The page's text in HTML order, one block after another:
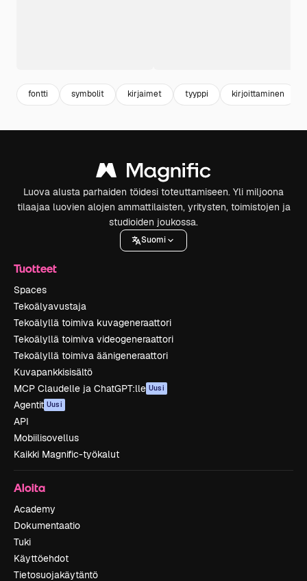
fontti symbolit kirjaimet tyyppi kirjoittaminen
Luova alusta parhaiden töidesi toteuttamiseen. Yli miljoona
tilaajaa luovien alojen ammattilaisten, yritysten, toimistojen ja
studioiden joukossa.
Suomi
Tuotteet
Spaces
Tekoälyavustaja
Tekoälyllä toimiva kuvageneraattori
Tekoälyllä toimiva videogeneraattori
Tekoälyllä toimiva äänigeneraattori
Kuvapankkisisältö
MCP Claudelle ja ChatGPT:lle Uusi
Agentit Uusi
API
Mobiilisovellus
Kaikki Magnific-työkalut
Aloita
Academy
Dokumentaatio
Tuki
Käyttöehdot
Tietosuojakäytäntö